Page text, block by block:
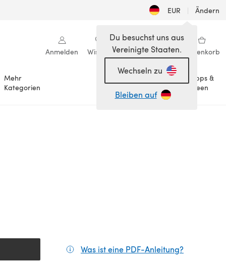
EUR | Ändern
Anmelden Wishlist Meine Bibliothek Warenkorb
Mehr
Kategorien
Anlässe
Tipps &
Ideen
Du besuchst uns aus
Vereinigte Staaten.
Wechseln zu
Bleiben auf
Was ist eine PDF-Anleitung?